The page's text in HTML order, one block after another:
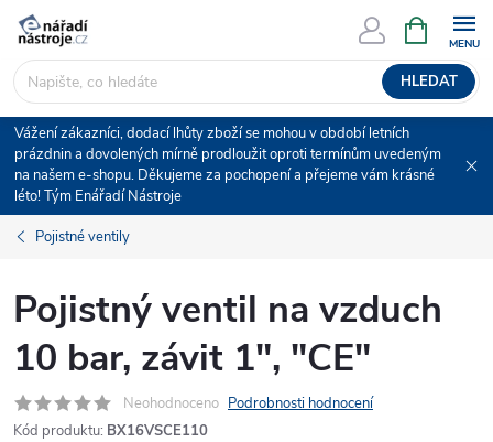
Přejít
obsah
HLEDAT
NÁKUPNÍ
KOŠÍK
Vážení zákazníci, dodací lhůty zboží se mohou v období letních
prázdnin a dovolených mírně prodloužit oproti termínům uvedeným
na našem e-shopu. Děkujeme za pochopení a přejeme vám krásné
léto! Tým Enářadí Nástroje
Pojistné ventily
Pojistný ventil na vzduch
10 bar, závit 1", "CE"
Neohodnoceno Podrobnosti hodnocení
Kód produktu: BX16VSCE110